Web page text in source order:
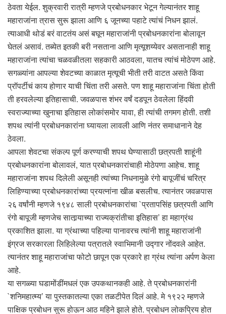
ठेवता येईल. शुक्रवारी रात्री म्हणजे प्रबोधनकार भेटून गेल्यानंतर शाहू
महाराजांना त्रास सुरू झाला आणि ६ जूनच्या पहाटे त्यांचं निधन झालं.
त्याआधी थोडं बरं वाटतंय असं बघून महाराजांनी प्रबोधनकारांना बोलावून
घेतलं असावं. तब्येत इतकी बरी नसताना आणि मृत्यूशय्येवर असतानाही शाहू
महाराजांना त्यांचा चळवळीतला सहकारी आठवला, यातच त्यांचं मोठेपण आहे.
सगळ्यांना आपल्या शेवटच्या काळात मृत्यूची भीती तरी वाटत असते किंवा
प्रॉपर्टीचं काय होणार याची चिंता तरी असते. पण शाहू महाराजांना चिंता होती
ती हरवलेल्या इतिहासाची. जवळपास शंभर वर्षं दडपून ठेवलेला हिंदवी
स्वराज्याच्या खुनाचा इतिहास लोकांसमोर यावा, ही त्यांची तगमग होती. तशी
शपथ त्यांनी प्रबोधनकारांना घ्यायला लावली आणि नंतर समाधानाने देह
ठेवला.
आपला शेवटचा संकल्प पूर्ण करण्याची शपथ घेण्यासाठी छत्रपती शाहूंनी
प्रबोधनकारांना बोलावलं, यात प्रबोधनकारांचाही मोठेपणा आहेच. शाहू
महाराजांना शपथ दिलेली असूनही त्यांच्या निधनामुळे रंगो बापूजींचं चरित्र
लिहिण्याच्या प्रबोधनकारांच्या प्रयत्नांना खीळ बसलीच. त्यानंतर जवळपास
२६ वर्षांनी म्हणजे १९४८ साली प्रबोधनकारांचा `प्रतापसिंह छत्रपती आणि
रंगो बापूजी म्हणजेच सातार्‍याच्या राज्यक्रांतीचा इतिहास’ हा महाग्रंथ
प्रकाशित झाला. या ग्रंथाच्या पहिल्या पानावरच त्यांनी शाहू महाराजांनी
इंग्रज सरकारला लिहिलेल्या पत्रातले स्वाभिमानी उद्गार नोंदवले आहेत.
त्यानंतर शाहू महाराजांचा फोटो छापून एक प्रकारे हा ग्रंथ त्यांना अर्पण केला
आहे.
या सगळ्या घडामोंडींमधलं एक उपकथानकही आहे. ते प्रबोधनकारांनी
`शनिमहात्म्य’ या पुस्तकातल्या एका तळटीपेत दिलं आहे. मे १९२२ म्हणजे
पाक्षिक प्रबोधन सुरू होऊन आठ महिने झाले होते. प्रबोधन लोकप्रिय होत